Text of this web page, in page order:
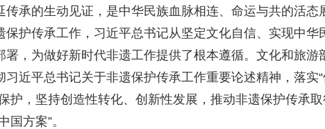
承的生动见证，是中华民族血脉相连、命运与共的活态
护传承工作，习近平总书记从坚定文化自信、实现中华
，为做好新时代非遗工作提供了根本遵循。文化和旅游
近平总书记关于非遗保护传承工作重要论述精神，落实
护，坚持创造性转化、创新性发展，推动非遗保护传承
方案”。